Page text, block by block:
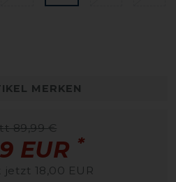
MERKEN
89,99 €
EUR *
jetzt 18,00 EUR